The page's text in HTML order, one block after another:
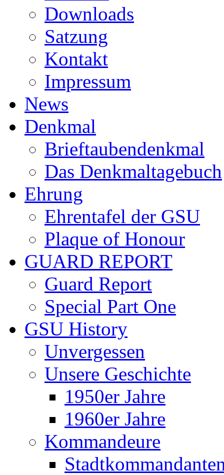
Downloads
Satzung
Kontakt
Impressum
News
Denkmal
Brieftaubendenkmal
Das Denkmaltagebuch
Ehrung
Ehrentafel der GSU
Plaque of Honour
GUARD REPORT
Guard Report
Special Part One
GSU History
Unvergessen
Unsere Geschichte
1950er Jahre
1960er Jahre
Kommandeure